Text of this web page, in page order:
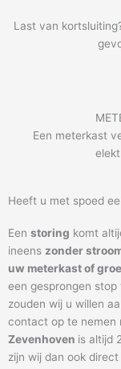
Last van
Een meterkast
Heeft u met spoed
Een storing komt
ineens zonder
uw meterkast of
een gesprongen
zouden wij u willen
contact op te nemen
Zevenhoven is altijd
zijn wij dan ook